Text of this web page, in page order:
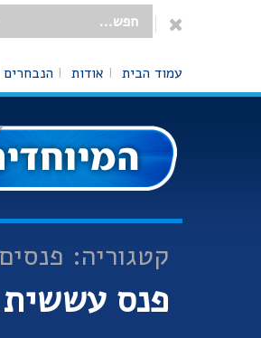
עמוד הבית אודות הנבחרים
קטגוריה:
פנס עששית